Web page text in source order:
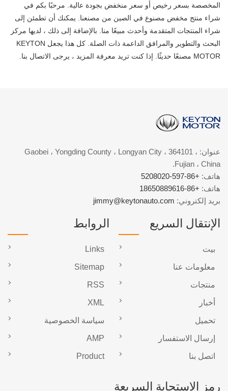
المخصصة بسعر رخيص أو سعر منخفض بجودة عالية. مرحبًا بكم في
شراء منتج مخفض مصنوع في الصين من مصنعنا. يمكنك أن تطمئن إلى
شراء المنتجات المتقدمة وأحدث مبيعًا منا. بالإضافة إلى ذلك ، لديها مركز
البحث والتطوير والمرافق الداعمة ذات الصلة. كل هذا يجعل KEYTON
MOTOR مصنعًا حديثًا. إذا كنت تريد معرفة المزيد ، يرجى الاتصال بنا.
عنوان: Gaobei ، Yongding County ، Longyan City ، 364101 ،
Fujian ، China.
هاتف: +86-597-5208020
هاتف: +86-18650889616
بريد إلكتروني: jimmy@keytonauto.com
الإنتقال السريع
بيت
معلومات عنا
منتجات
أخبار
تحميل
إرسال الاستفسار
اتصل بنا
الروابط
Links
Sitemap
RSS
XML
سياسة الخصوصية
AMP
Product
رمز الاستجابة السريعة